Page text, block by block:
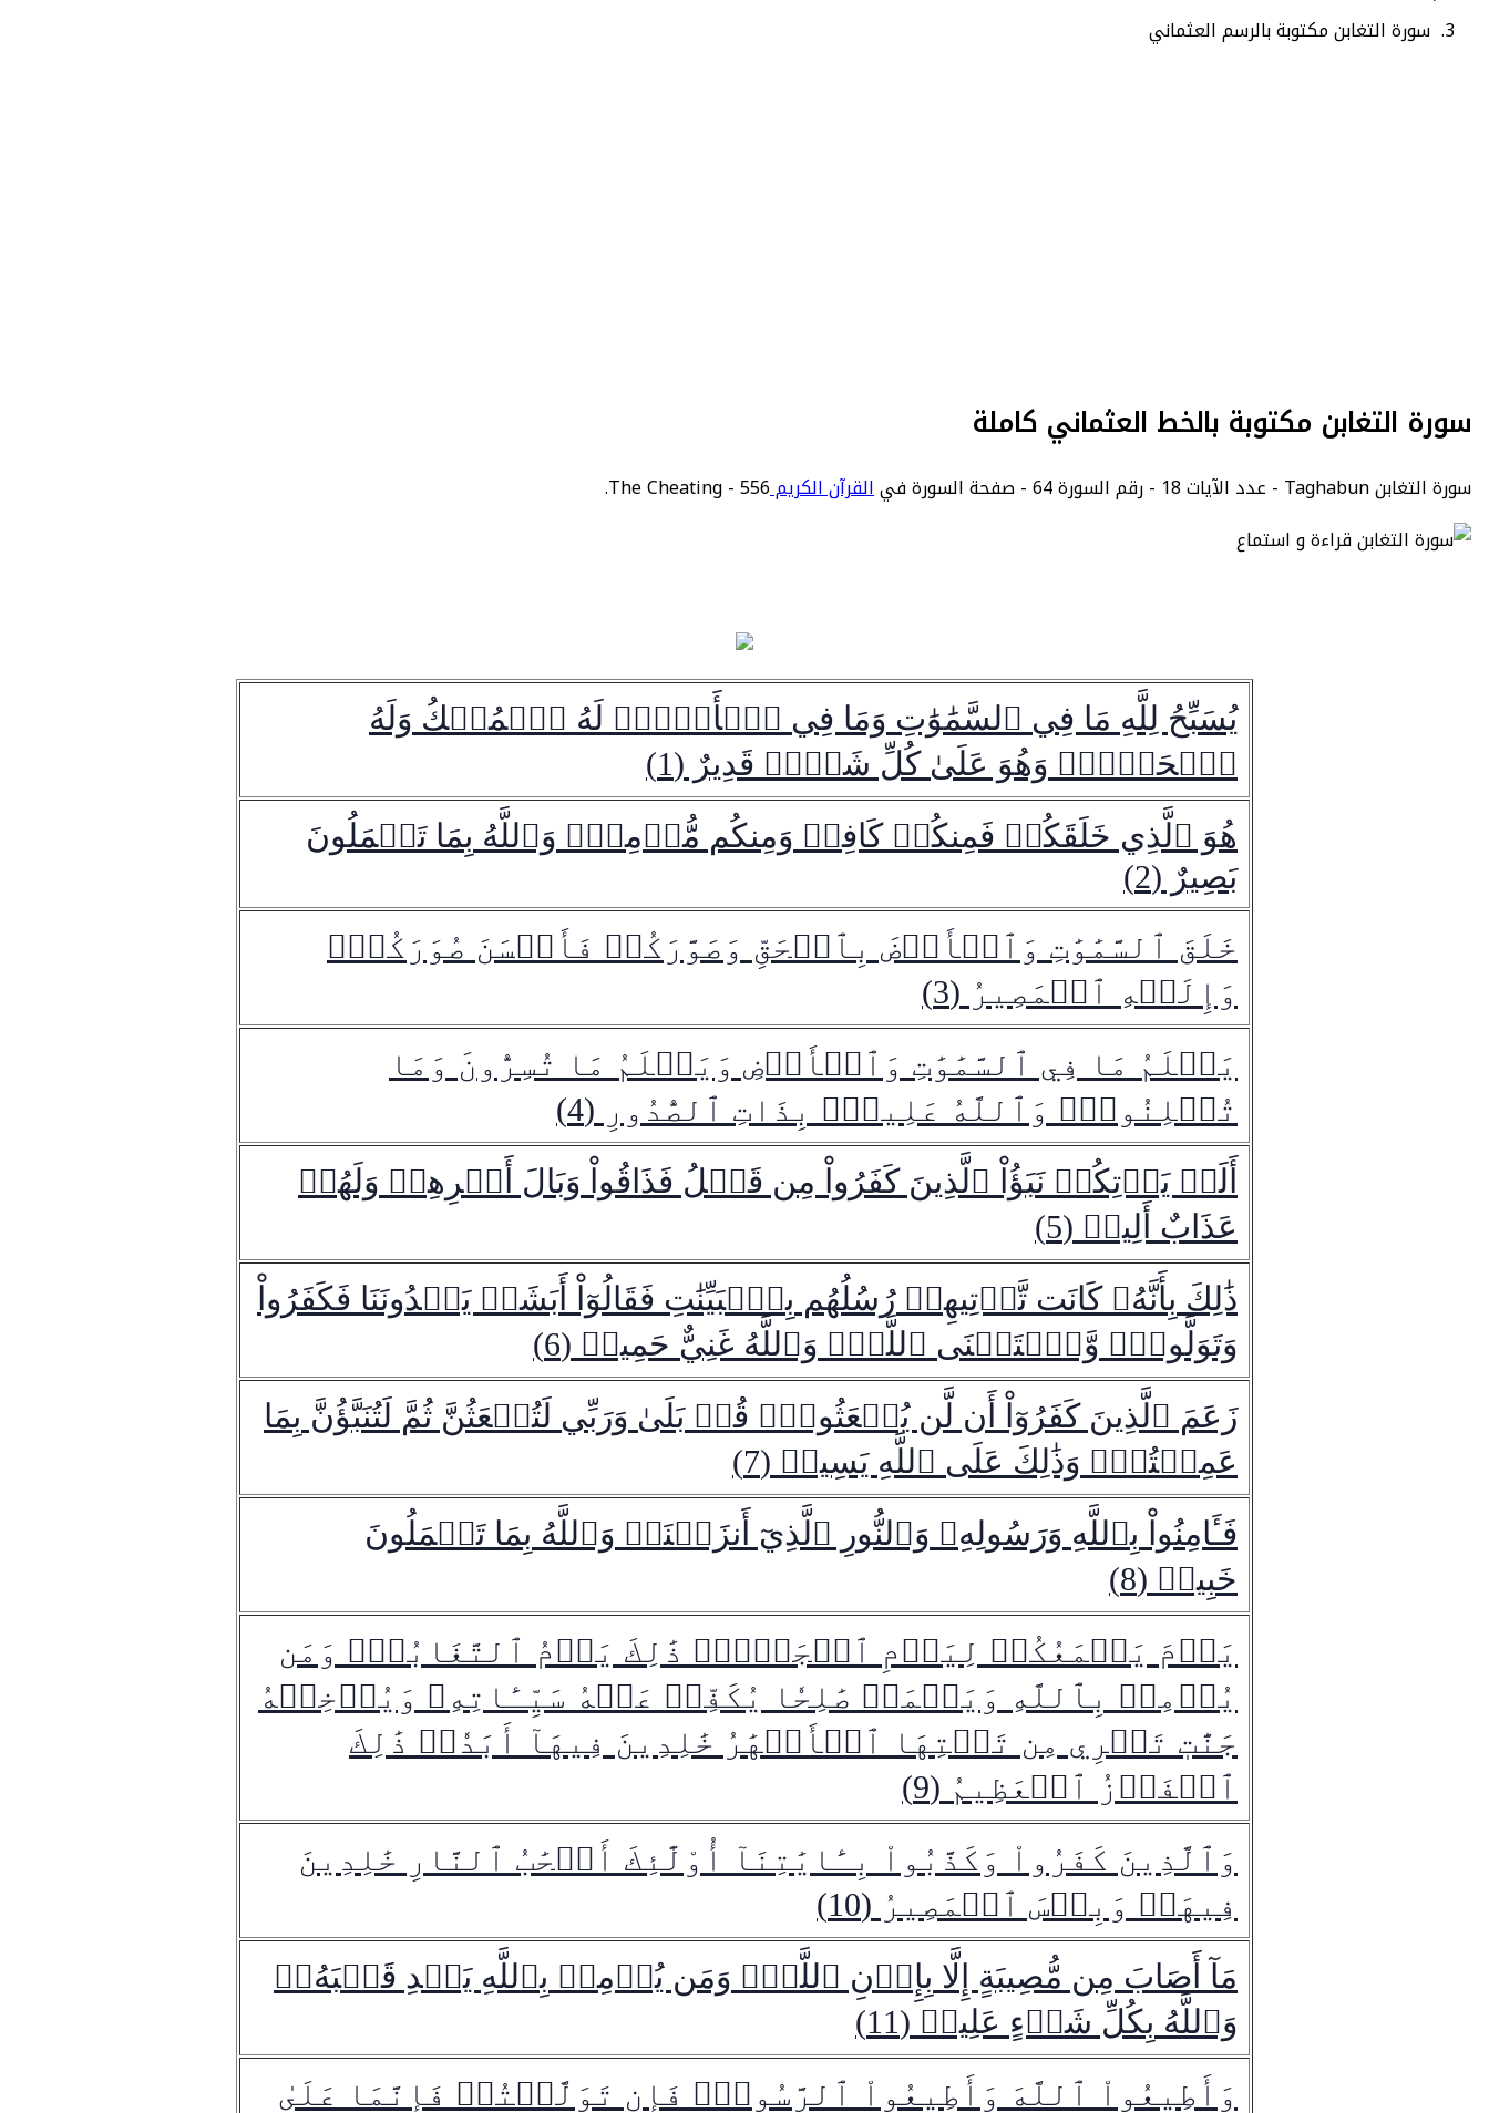
سورة التغابن مكتوبة بالرسم العثماني
سورة التغابن مكتوبة بالخط العثماني كاملة
سورة التغابن Taghabun - عدد الآيات 18 - رقم السورة 64 - صفحة السورة في القرآن الكريم556 - The Cheating.
يُسَبِّحُ لِلَّهِ مَا فِي ٱلسَّمَٰوَٰتِ وَمَا فِي ٱلۡأَرۡضِۖ لَهُ ٱلۡمُلۡكُ وَلَهُ
ٱلۡحَمۡدُۖ وَهُوَ عَلَىٰ كُلِّ شَيۡءٖ قَدِيرٌ (1)
هُوَ ٱلَّذِي خَلَقَكُمۡ فَمِنكُمۡ كَافِرٞ وَمِنكُم مُّؤۡمِنٞۚ وَٱللَّهُ بِمَا تَعۡمَلُونَ
بَصِيرٌ (2)
خَلَقَ ٱلسَّمَٰوَٰتِ وَٱلۡأَرۡضَ بِٱلۡحَقِّ وَصَوَّرَكُمۡ فَأَحۡسَنَ صُوَرَكُمۡۖ
وَإِلَيۡهِ ٱلۡمَصِيرُ (3)
يَعۡلَمُ مَا فِي ٱلسَّمَٰوَٰتِ وَٱلۡأَرۡضِ وَيَعۡلَمُ مَا تُسِرُّونَ وَمَا
تُعۡلِنُونَۚ وَٱللَّهُ عَلِيمُۢ بِذَاتِ ٱلصُّدُورِ (4)
أَلَمۡ يَأۡتِكُمۡ نَبَؤُاْ ٱلَّذِينَ كَفَرُواْ مِن قَبۡلُ فَذَاقُواْ وَبَالَ أَمۡرِهِمۡ وَلَهُمۡ
عَذَابٌ أَلِيمٞ (5)
ذَٰلِكَ بِأَنَّهُۥ كَانَت تَّأۡتِيهِمۡ رُسُلُهُم بِٱلۡبَيِّنَٰتِ فَقَالُوٓاْ أَبَشَرٞ يَهۡدُونَنَا فَكَفَرُواْ
وَتَوَلَّواْۖ وَّٱسۡتَغۡنَى ٱللَّهُۚ وَٱللَّهُ غَنِيٌّ حَمِيدٞ (6)
زَعَمَ ٱلَّذِينَ كَفَرُوٓاْ أَن لَّن يُبۡعَثُواْۚ قُلۡ بَلَىٰ وَرَبِّي لَتُبۡعَثُنَّ ثُمَّ لَتُنَبَّؤُنَّ بِمَا
عَمِلۡتُمۡۚ وَذَٰلِكَ عَلَى ٱللَّهِ يَسِيرٞ (7)
فَـَٔامِنُواْ بِٱللَّهِ وَرَسُولِهِۦ وَٱلنُّورِ ٱلَّذِيٓ أَنزَلۡنَاۚ وَٱللَّهُ بِمَا تَعۡمَلُونَ
خَبِيرٞ (8)
يَوۡمَ يَجۡمَعُكُمۡ لِيَوۡمِ ٱلۡجَمۡعِۖ ذَٰلِكَ يَوۡمُ ٱلتَّغَابُنِۗ وَمَن
يُؤۡمِنۢ بِٱللَّهِ وَيَعۡمَلۡ صَٰلِحٗا يُكَفِّرۡ عَنۡهُ سَيِّـَٔاتِهِۦ وَيُدۡخِلۡهُ
جَنَّٰتٖ تَجۡرِي مِن تَحۡتِهَا ٱلۡأَنۡهَٰرُ خَٰلِدِينَ فِيهَآ أَبَدٗاۚ ذَٰلِكَ
ٱلۡفَوۡزُ ٱلۡعَظِيمُ (9)
وَٱلَّذِينَ كَفَرُواْ وَكَذَّبُواْ بِـَٔايَٰتِنَآ أُوْلَٰٓئِكَ أَصۡحَٰبُ ٱلنَّارِ خَٰلِدِينَ
فِيهَاۖ وَبِئۡسَ ٱلۡمَصِيرُ (10)
مَآ أَصَابَ مِن مُّصِيبَةٍ إِلَّا بِإِذۡنِ ٱللَّهِۗ وَمَن يُؤۡمِنۢ بِٱللَّهِ يَهۡدِ قَلۡبَهُۥۚ
وَٱللَّهُ بِكُلِّ شَيۡءٍ عَلِيمٞ (11)
وَأَطِيعُواْ ٱللَّهَ وَأَطِيعُواْ ٱلرَّسُولَۚ فَإِن تَوَلَّيۡتُمۡ فَإِنَّمَا عَلَىٰ